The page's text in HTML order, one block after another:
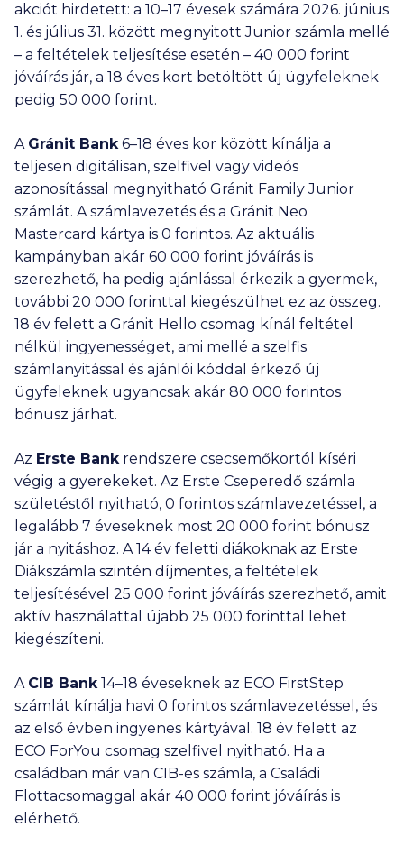
akciót hirdetett: a 10–17 évesek számára 2026. június
1. és július 31. között megnyitott Junior számla mellé
– a feltételek teljesítése esetén – 40 000 forint
jóváírás jár, a 18 éves kort betöltött új ügyfeleknek
pedig 50 000 forint.
A Gránit Bank6–18 éves kor között kínálja a
teljesen digitálisan, szelfivel vagy videós
azonosítással megnyitható Gránit Family Junior
számlát. A számlavezetés és a Gránit Neo
Mastercard kártya is 0 forintos. Az aktuális
kampányban akár 60 000 forint jóváírás is
szerezhető, ha pedig ajánlással érkezik a gyermek,
további 20 000 forinttal kiegészülhet ez az összeg.
18 év felett a Gránit Hello csomag kínál feltétel
nélkül ingyenességet, ami mellé a szelfis
számlanyitással és ajánlói kóddal érkező új
ügyfeleknek ugyancsak akár 80 000 forintos
bónusz járhat.
Az Erste Bankrendszere csecsemőkortól kíséri
végig a gyerekeket. Az Erste Cseperedő számla
születéstől nyitható, 0 forintos számlavezetéssel, a
legalább 7 éveseknek most 20 000 forint bónusz
jár a nyitáshoz. A 14 év feletti diákoknak az Erste
Diákszámla szintén díjmentes, a feltételek
teljesítésével 25 000 forint jóváírás szerezhető, amit
aktív használattal újabb 25 000 forinttal lehet
kiegészíteni.
A CIB Bank14–18 éveseknek az ECO FirstStep
számlát kínálja havi 0 forintos számlavezetéssel, és
az első évben ingyenes kártyával. 18 év felett az
ECO ForYou csomag szelfivel nyitható. Ha a
családban már van CIB-es számla, a Családi
Flottacsomaggal akár 40 000 forint jóváírás is
elérhető.